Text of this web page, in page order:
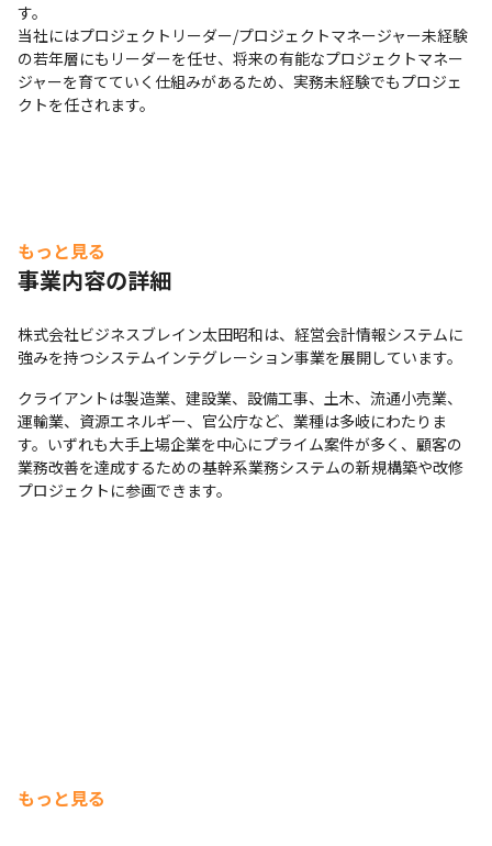
す。
当社にはプロジェクトリーダー/プロジェクトマネージャー未経験
の若年層にもリーダーを任せ、将来の有能なプロジェクトマネー
ジャーを育てていく仕組みがあるため、実務未経験でもプロジェ
クトを任されます。
もっと見る
事業内容の詳細
株式会社ビジネスブレイン太田昭和は、経営会計情報システムに
強みを持つシステムインテグレーション事業を展開しています。
クライアントは製造業、建設業、設備工事、土木、流通小売業、
運輸業、資源エネルギー、官公庁など、業種は多岐にわたりま
す。いずれも大手上場企業を中心にプライム案件が多く、顧客の
業務改善を達成するための基幹系業務システムの新規構築や改修
プロジェクトに参画できます。
もっと見る